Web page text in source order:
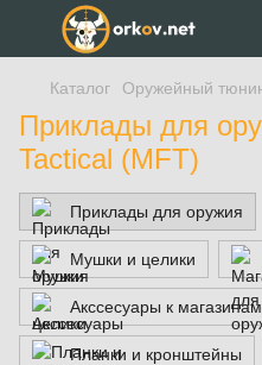
Каталог Оружейный
Приклады для
Tactical (MFT)
Приклады для оружия
Мушки и целики
Акссесуары к магазинам
Планки и кронштейны